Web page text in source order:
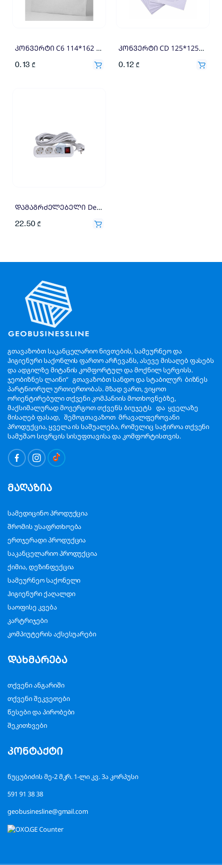
კონვერტი C6 114*162 110გრ
0.13 ₾
კონვერტი CD 125*125მმ
0.12 ₾
დამაგრძელებელი Defender S350 99235
22.50 ₾
გთავაზობთ საკანცელარიო ნივთების, სამეურნეო და
ჰიგიენური საქონლის ფართო არჩევანს, ასევე მისაღებ ფასებს
და ადგილზე მიტანის კომფორტულ და მოქნილ სერვისს.
ჯეობიზნეს ლაინი“ გთავაზობთ სანდო და სტაბილურ ბიზნეს
პარტნიორულ ურთიერთობას. მზად ვართ, ვიყოთ
ორიენტირებული თქვენი კომპანიის მოთხოვნებზე,
მაქსიმალურად მოვერგოთ თქვენს ბიუჯეტს და ყველაზე
მისაღებ ფასად, შემოგთავაზოთ მრავალფეროვანი
პროდუქცია, ყველა ის საშუალება, რომელიც საჭიროა თქვენი
სამუშაო სივრცის სისუფთავისა და კომფორტისთვის.
მაღაზია
სამედიცინო პროდუქცია
შრომის უსაფრთხოება
ერთჯერადი პროდუქცია
საკანცელარიო პროდუქცია
ქიმია, დეზინფექცია
სამეურნეო საქონელი
ჰიგიენური ქაღალდი
საოფისე კვება
კარტრიჯები
კომპიუტერის აქსესუარები
დახმარება
თქვენი ანგარიში
თქვენი შეკვეთები
წესები და პირობები
შეკითხვები
კონტაქტი
ნუცუბიძის მე-2 მკრ. 1-ლი კვ. 3ა კორპუსი
591 91 38 38
geobusinesline@gmail.com